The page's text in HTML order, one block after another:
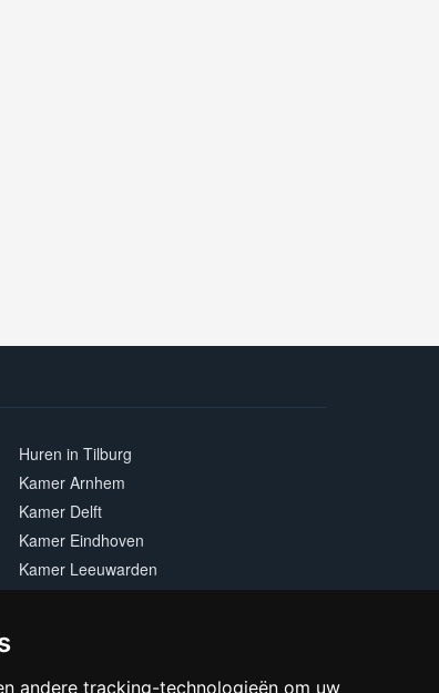
andere tracking-technologieën om uw
Huren in Tilburg
Kamer Arnhem
Kamer Delft
Kamer Eindhoven
Kamer Leeuwarden